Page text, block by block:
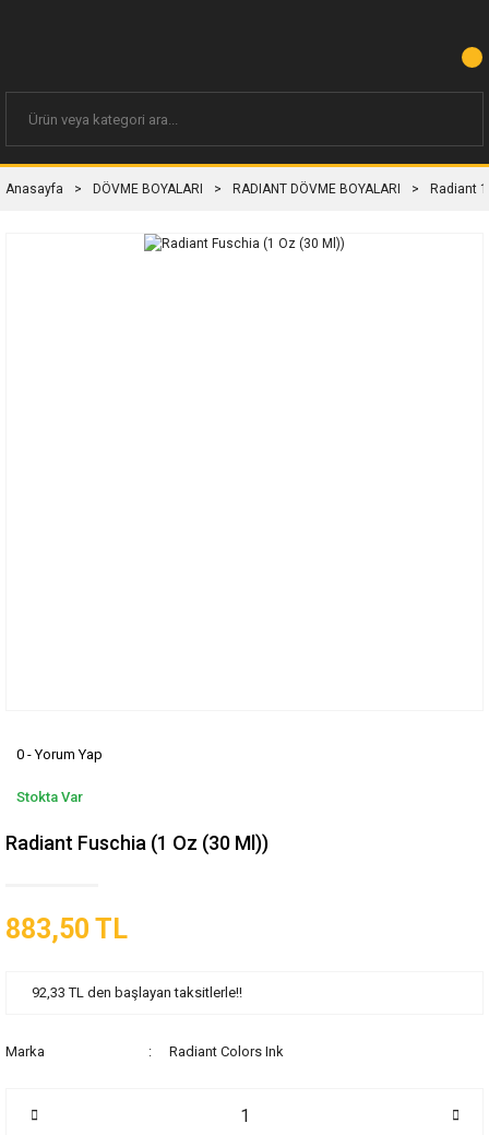
Anasayfa DÖVME BOYALARI RADIANT DÖVME BOYALARI Radiant
0 - Yorum Yap
Stokta Var
Radiant Fuschia (1 Oz (30 Ml))
883,50 TL
92,33 TL den başlayan taksitlerle!!
Marka Radiant Colors Ink